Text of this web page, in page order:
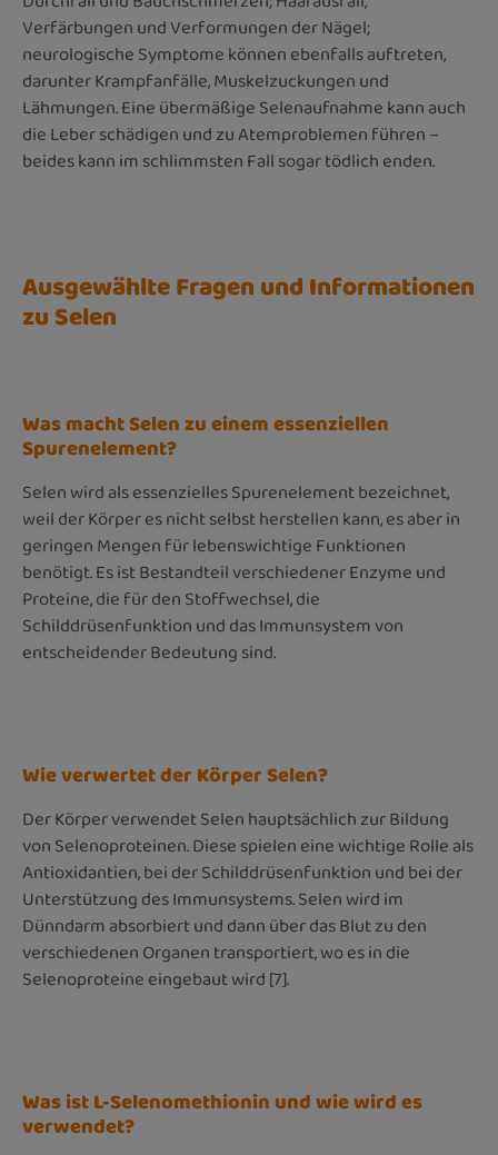
Verfärbungen und Verformungen der Nägel;
neurologische Symptome können ebenfalls auftreten,
darunter Krampfanfälle, Muskelzuckungen und
Lähmungen. Eine übermäßige Selenaufnahme kann auch
die Leber schädigen und zu Atemproblemen führen –
beides kann im schlimmsten Fall sogar tödlich enden.
Ausgewählte Fragen und Informationen
zu Selen
Was macht Selen zu einem essenziellen
Spurenelement?
Selen wird als essenzielles Spurenelement bezeichnet,
weil der Körper es nicht selbst herstellen kann, es aber in
geringen Mengen für lebenswichtige Funktionen
benötigt. Es ist Bestandteil verschiedener Enzyme und
Proteine, die für den Stoffwechsel, die
Schilddrüsenfunktion und das Immunsystem von
entscheidender Bedeutung sind.
Wie verwertet der Körper Selen?
Der Körper verwendet Selen hauptsächlich zur Bildung
von Selenoproteinen. Diese spielen eine wichtige Rolle als
Antioxidantien, bei der Schilddrüsenfunktion und bei der
Unterstützung des Immunsystems. Selen wird im
Dünndarm absorbiert und dann über das Blut zu den
verschiedenen Organen transportiert, wo es in die
Selenoproteine eingebaut wird [7].
Was ist L-Selenomethionin und wie wird es
verwendet?